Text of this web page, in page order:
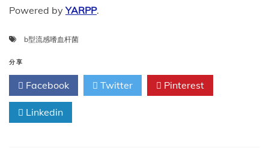
Powered byYARPP.
b型流感嗜血杆菌
分享
Facebook Twitter Pinterest
Linkedin